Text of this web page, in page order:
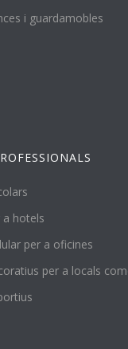
i guardamobles
hotels
per a oficines
per a locals